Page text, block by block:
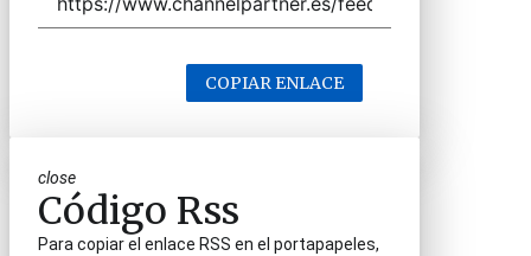
COPIAR ENLACE
close
Código Rss
Para copiar el enlace RSS en el portapapeles,